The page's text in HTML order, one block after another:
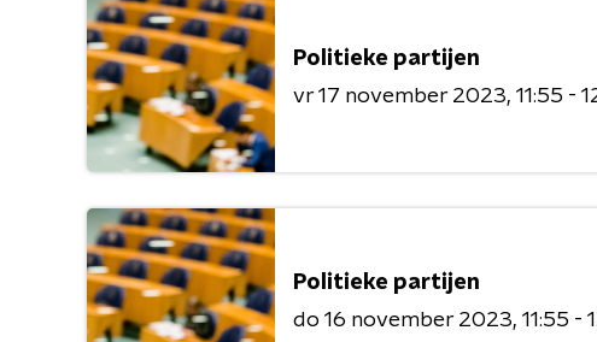
Politieke partijen
vr 17 november 2023 11:55 -
Politieke partijen
do 16 november 2023 11:55 -